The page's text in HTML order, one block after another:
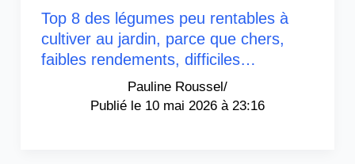
Top 8 des légumes peu rentables à
cultiver au jardin, parce que chers,
faibles rendements, difficiles…
Pauline Roussel/
10 mai 2026 à 23:16